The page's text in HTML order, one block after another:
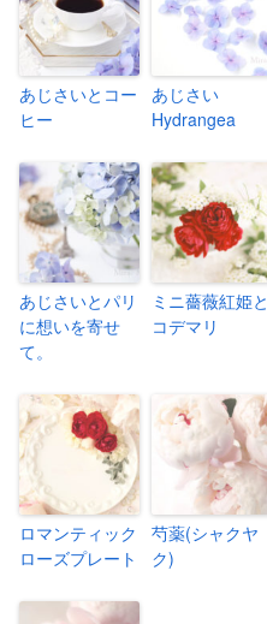
あじさいとコー
ヒー
あじさい
Hydrangea
あじさいとパリ
に想いを寄せ
て。
ミニ薔薇紅姫と
コデマリ
ロマンティック
ローズプレート
芍薬(シャクヤ
ク)